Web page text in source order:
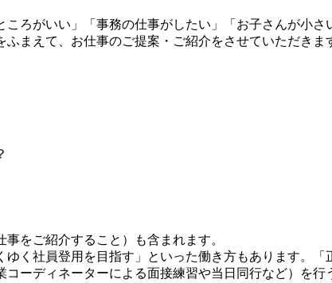
ろがいい」「事務の仕事がしたい」「お子さんが小さ
ふまえて、お仕事のご提案・ご紹介をさせていただきま
をご紹介すること）も含まれます。
ゆく社員登用を目指す」といった働き方もあります。
ーディネーターによる面接練習や当日同行など）を